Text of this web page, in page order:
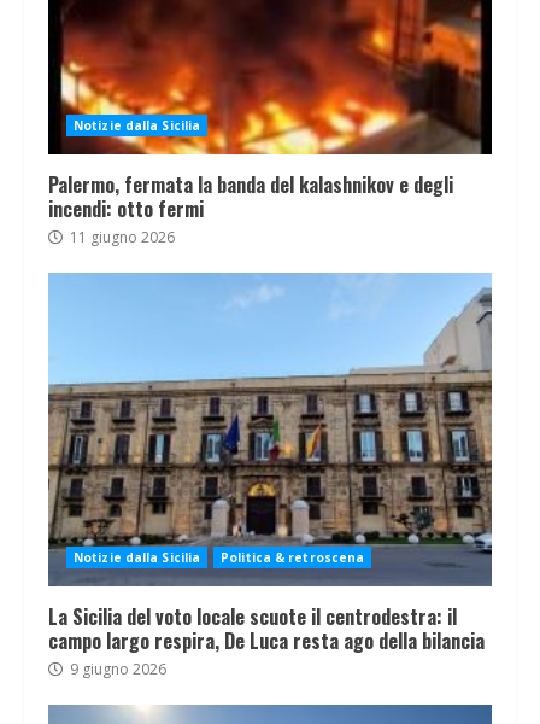
Notizie dalla Sicilia
Palermo, fermata la banda del kalashnikov e degli
incendi: otto fermi
11 giugno 2026
Notizie dalla Sicilia Politica & retroscena
La Sicilia del voto locale scuote il centrodestra: il
campo largo respira, De Luca resta ago della bilancia
9 giugno 2026